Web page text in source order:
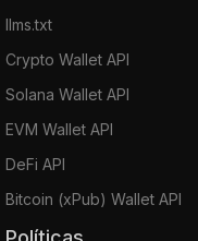
llms.txt
Crypto Wallet API
Solana Wallet API
EVM Wallet API
DeFi API
Bitcoin (xPub) Wallet API